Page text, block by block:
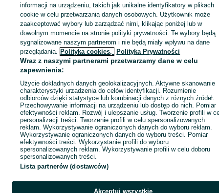
Zaloguj się lub załóż konto na OLX, aby skontaktować się z
sprzedającym
Zaloguj się / Załóż konto
Wyślij wiadomość
informacji na urządzeniu, takich jak unikalne identyfikatory w plikach
cookie w celu przetwarzania danych osobowych. Użytkownik może
zaakceptować wybory lub zarządzać nimi, klikając poniżej lub w
dowolnym momencie na stronie polityki prywatności. Te wybory będą
sygnalizowane naszym partnerom i nie będą miały wpływu na dane
przeglądania. Polityka cookies, Polityka Prywatności
Wraz z naszymi partnerami przetwarzamy dane w celu
zapewnienia:
Użycie dokładnych danych geolokalizacyjnych. Aktywne skanowanie
charakterystyki urządzenia do celów identyfikacji. Rozumienie
odbiorców dzięki statystyce lub kombinacji danych z różnych źródeł.
Przechowywanie informacji na urządzeniu lub dostęp do nich. Pomiar
efektywności reklam. Rozwój i ulepszanie usług. Tworzenie profili w
personalizacji treści. Tworzenie profili w celu spersonalizowanych
reklam. Wykorzystywanie ograniczonych danych do wyboru reklam.
Wykorzystywanie ograniczonych danych do wyboru treści. Pomiar
efektywności treści. Wykorzystanie profili do wyboru
spersonalizowanych reklam. Wykorzystywanie profili w celu doboru
spersonalizowanych treści.
Lista partnerów (dostawców)
Akceptuj wszystkie